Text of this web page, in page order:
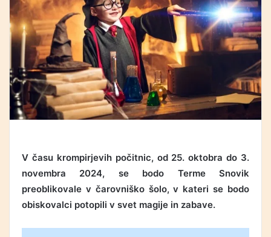
V času krompirjevih počitnic, od 25. oktobra do 3.
novembra 2024, se bodo Terme Snovik
preoblikovale v čarovniško šolo, v kateri se bodo
obiskovalci potopili v svet magije in zabave.